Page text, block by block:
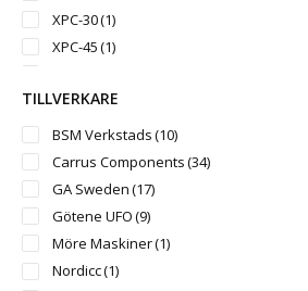
XPC-30(1)
XPC-45(1)
XRP-12E(1)
T-0 (1)
T-0.5(1)
T-1 (1)
T-2 (1)
T-2H(1)
T-3(1)
TILLVERKARE
BSM Verkstads(10)
Carrus Components(34)
GA Sweden(17)
Götene UFO(9)
Möre Maskiner(1)
Nordicc(1)